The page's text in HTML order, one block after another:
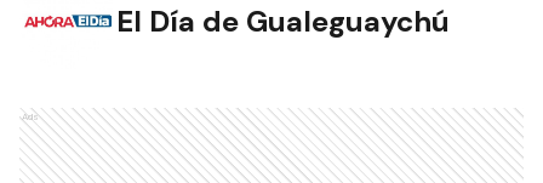
El Día de Gualeguaychú
Ads